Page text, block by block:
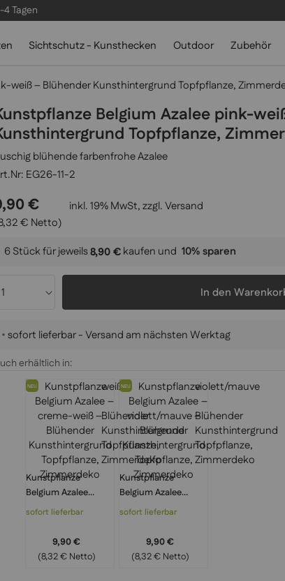
Tagen
Sichtschutz - Kunsthecken Outdoor Zubehör
weiß – Blühender Kunsthintergrund Topfpflanze,
Belgium Azalee pink-
Topfpflanze,
blühende farbenfrohe Azalee
EG26-11-2
€
€ Netto)
inkl. 19% MwSt, zzgl.Versand
6 Stück für jeweils8,90 €kaufen und 10% sparen
In den
•sofort lieferbar - Versand am nächsten Werktag
erhältlich in:
NEU
Kunstpflanze
Belgium Azalee
creme-weiß –
Kunsthintergrund
Topfpflanze,
Zimmerdeko
sofort lieferbar
9,90 €
(8,32 € Netto)
NEU
Kunstpflanze
Belgium Azalee
violett/mauve –
Kunsthintergrund
Topfpflanze,
Zimmerdeko
sofort lieferbar
9,90 €
(8,32 € Netto)